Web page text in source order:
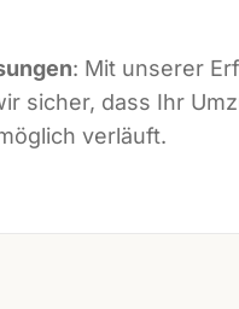
: Mit unserer
sicher, dass Ihr
verläuft.